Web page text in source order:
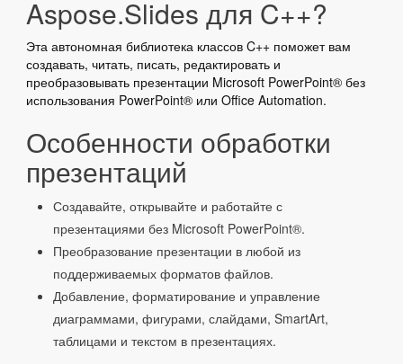
Aspose.Slides для C++?
Эта автономная библиотека классов C++ поможет вам
создавать, читать, писать, редактировать и
преобразовывать презентации Microsoft PowerPoint® без
использования PowerPoint® или Office Automation.
Особенности обработки
презентаций
Создавайте, открывайте и работайте с
презентациями без Microsoft PowerPoint®.
Преобразование презентации в любой из
поддерживаемых форматов файлов.
Добавление, форматирование и управление
диаграммами, фигурами, слайдами, SmartArt,
таблицами и текстом в презентациях.